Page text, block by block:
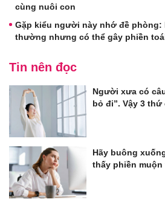
cùng nuôi con
Gặp kiểu người này nhớ đề
thường nhưng có thể gây phiền
Tin nên đọc
Người xưa có
bỏ đi”. Vậy 3
Hãy buông
thấy phiền muộn